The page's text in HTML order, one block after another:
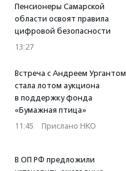
Пенсионеры Самарской
области освоят правила
цифровой безопасности
13:27
Встреча с Андреем Ургантом
стала лотом аукциона
в поддержку фонда
«Бумажная птица»
11:45 · Прислано НКО
В ОП РФ предложили